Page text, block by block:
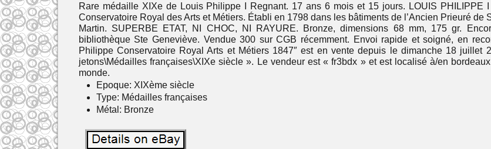
Rare médaille XIXe de Louis Philippe I Regnant. 17 ans 6 mois et 15 jours. LOUIS PHILIPPE
Conservatoire Royal des Arts et Métiers. Établi en 1798 dans les bâtiments de l’Ancien Prieuré
Martin. SUPERBE ETAT, NI CHOC, NI RAYURE. Bronze, dimensions 68 mm, 175 gr.
bibliothèque Ste Geneviève. Vendue 300 sur CGB récemment. Envoi rapide et soigné, en
Philippe Conservatoire Royal Arts et Métiers 1847″ est en vente depuis le dimanche 18 juillet
jetons\Médailles françaises\XIXe siècle ». Le vendeur est « fr3bdx » et est localisé à/en
monde.
Epoque: XIXème siècle
Type: Médailles françaises
Métal: Bronze